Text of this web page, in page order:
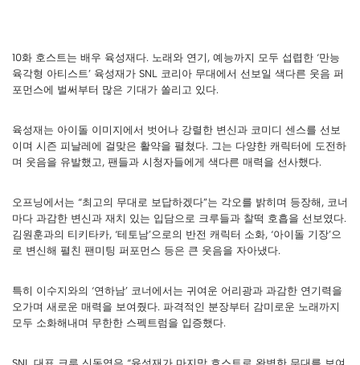
10화 호스트는 배우 육성재다. 노래와 연기, 예능까지 모두 섭렵한 ‘만능
육각형 아티스트’ 육성재가 SNL 코리아 무대에서 선보일 색다른 웃음 퍼
포먼스에 벌써부터 많은 기대가 쏠리고 있다.
육성재는 아이돌 이미지에서 벗어나 강렬한 변신과 코미디 센스를 선보
이며 시즌 피날레에 걸맞은 활약을 펼쳤다. 그는 다양한 캐릭터에 도전하
며 웃음을 유발했고, 팬들과 시청자들에게 색다른 매력을 선사했다.
오프닝에서는 “최고의 무대로 보답하겠다”는 각오를 밝히며 등장해, 코너
마다 과감한 변신과 재치 있는 입담으로 크루들과 찰떡 호흡을 선보였다.
김원훈과의 티키타카, ‘테토남’으로의 반전 캐릭터 소화, ‘아이돌 기장’으
로 변신해 펼친 팬미팅 퍼포먼스 등은 큰 웃음을 자아냈다.
특히 이수지와의 ‘연하남’ 코너에서는 귀여운 어리광과 과감한 연기력을
오가며 새로운 매력을 보여줬다. 파격적인 분장부터 감미로운 노래까지
모두 소화해내며 무한한 스펙트럼을 입증했다.